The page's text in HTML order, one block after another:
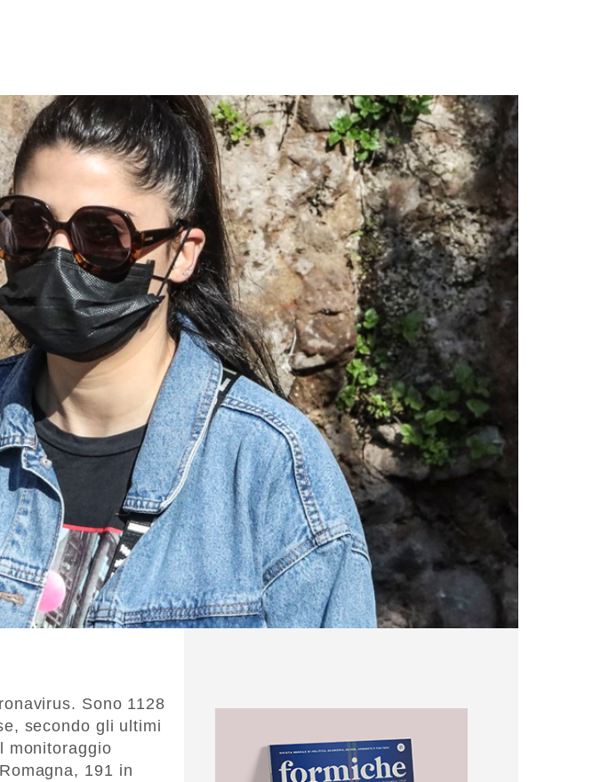
Sono 1128
secondo gli ultimi
monitoraggio
191 in